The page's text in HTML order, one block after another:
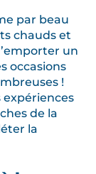
par beau
chauds et
un
occasions
!
expériences
de la
la